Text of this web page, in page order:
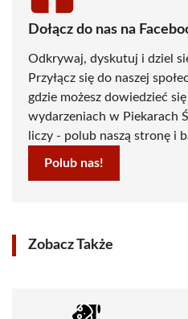
Dołącz do nas na
Odkrywaj, dyskutuj i dziel
Przyłącz się do naszej
gdzie możesz dowiedzieć
wydarzeniach w Piekarach
liczy - polub naszą stronę i
Polub nas!
Zobacz Także